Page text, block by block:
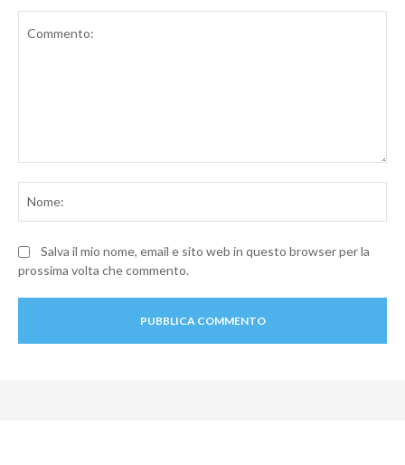
Salva il mio nome, email e sito web in questo browser per la
prossima volta che commento.